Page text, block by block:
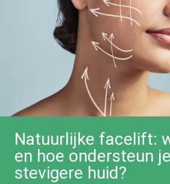
Natuurlijke facelift:
en hoe ondersteun
stevigere huid?